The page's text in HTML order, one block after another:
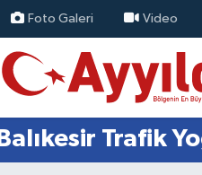
Foto Galeri Video
Balıkesir Trafik